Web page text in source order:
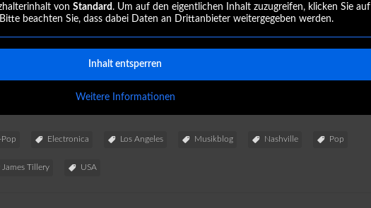
vonStandard . Um auf den eigentlichen Inhalt zuzugreifen, klicken Sie auf
beachten Sie, dass dabei Daten an Drittanbieter weitergegeben werden.
Inhalt entsperren
Weitere Informationen
Electronica Los Angeles Musikblog Nashville Pop
James Tillery USA